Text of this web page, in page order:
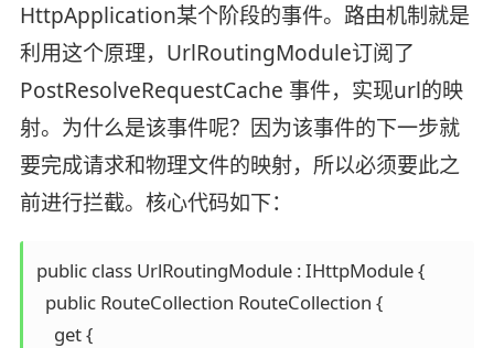
HttpApplication某个阶段的事件。路由机制就是
利用这个原理，UrlRoutingModule订阅了
PostResolveRequestCache 事件，实现url的映
射。为什么是该事件呢？因为该事件的下一步就
要完成请求和物理文件的映射，所以必须要此之
前进行拦截。核心代码如下：
public class UrlRoutingModule : IHttpModule {
  public RouteCollection RouteCollection {
    get {